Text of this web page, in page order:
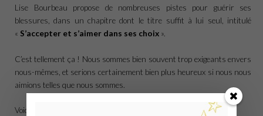
Lise Bourbeau propose de nombreuses pistes pour guérir ses
blessures, dans un chapitre dont le titre suffit à lui seul, intitulé
« S’accepter et s’aimer dans ses choix ».
C’est tellement ça ! Nous sommes bien souvent trop exigeants envers
nous-mêmes, et serions certainement bien plus heureux si nous nous
aimions telles que nous sommes.
Voici une sélection des quelques pistes proposées :